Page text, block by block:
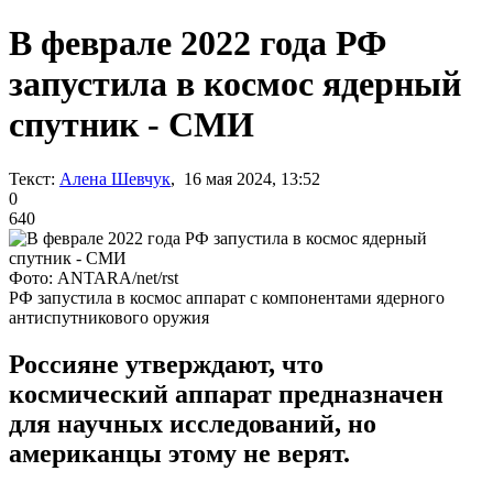
В феврале 2022 года РФ
запустила в космос ядерный
спутник - СМИ
Текст: Алена Шевчук, 16 мая 2024, 13:52
0
640
Фото: ANTARA/net/rst
РФ запустила в космос аппарат с компонентами ядерного
антиспутникового оружия
Россияне утверждают, что
космический аппарат предназначен
для научных исследований, но
американцы этому не верят.